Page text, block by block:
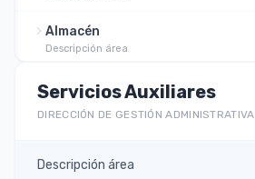
Almacén
Descripción área
Servicios Auxiliares
DIRECCIÓN DE GESTIÓN ADMINISTRATIVA
Descripción área